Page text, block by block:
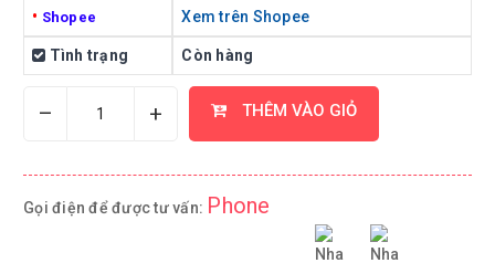
• Shopee Xem trên Shopee
Tình trạng Còn hàng
– + THÊM VÀO GIỎ
Gọi điện để được tư vấn: Phone